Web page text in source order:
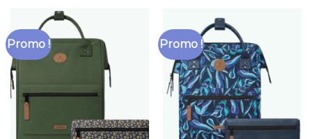
Promo ! Promo !